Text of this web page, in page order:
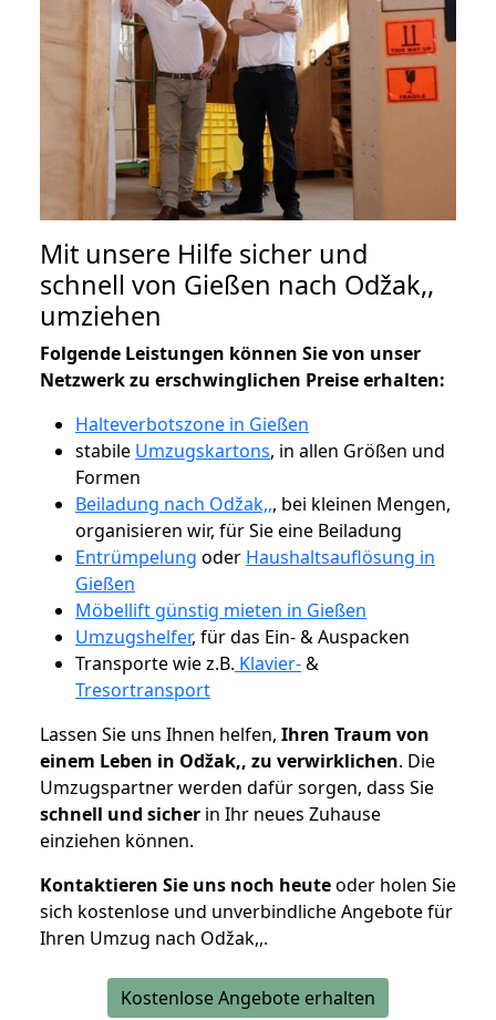
Mit unsere Hilfe sicher und
schnell von Gießen nach Odžak,,
umziehen
Folgende Leistungen können Sie von unser
Netzwerk zu erschwinglichen Preise erhalten:
Halteverbotszone in Gießen
stabile Umzugskartons, in allen Größen und
Formen
Beiladung nach Odžak,,, bei kleinen Mengen,
organisieren wir, für Sie eine Beiladung
Entrümpelung oder Haushaltsauflösung in
Gießen
Möbellift günstig mieten in Gießen
Umzugshelfer, für das Ein- & Auspacken
Transporte wie z.B. Klavier-&
Tresortransport
Lassen Sie uns Ihnen helfen, Ihren Traum von
einem Leben in Odžak,, zu verwirklichen. Die
Umzugspartner werden dafür sorgen, dass Sie
schnell und sicher in Ihr neues Zuhause
einziehen können.
Kontaktieren Sie uns noch heuteoder holen Sie
sich kostenlose und unverbindliche Angebote für
Ihren Umzug nach Odžak,,.
Kostenlose Angebote erhalten